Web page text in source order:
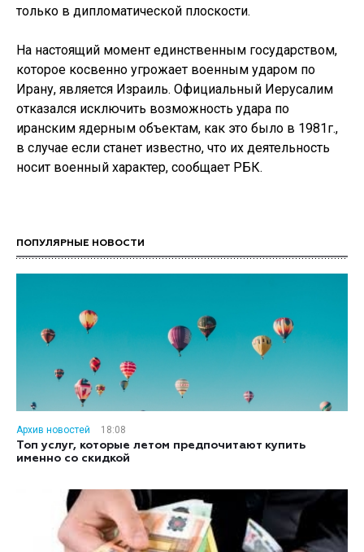
только в дипломатической плоскости.
На настоящий момент единственным государством,
которое косвенно угрожает военным ударом по
Ирану, является Израиль. Официальный Иерусалим
отказался исключить возможность удара по
иранским ядерным объектам, как это было в 1981г.,
в случае если станет известно, что их деятельность
носит военный характер, сообщает РБК.
ПОПУЛЯРНЫЕ НОВОСТИ
Архив новостей
18:08
Топ услуг, которые летом предпочитают купить
именно со скидкой